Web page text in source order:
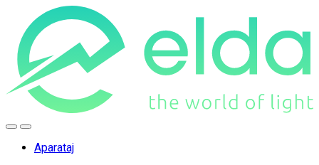
navigation
content
Aparataj